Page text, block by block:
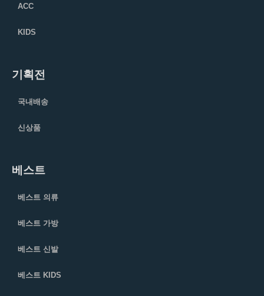
ACC
KIDS
기획전
국내배송
신상품
베스트
베스트 의류
베스트 가방
베스트 신발
베스트 KIDS